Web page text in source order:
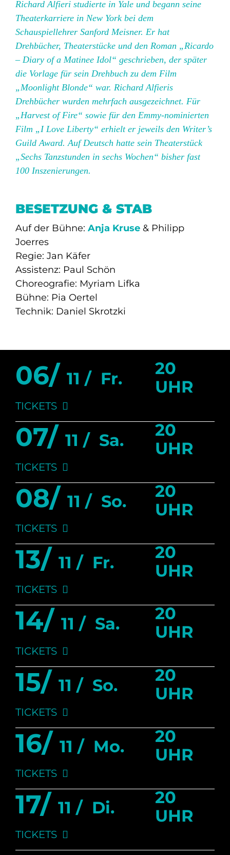
Richard Alfieri studierte in Yale und begann seine
Theaterkarriere in New York bei dem
Schauspiellehrer Sanford Meisner. Er hat
Drehbücher, Theaterstücke und den Roman „Ricardo
– Diary of a Matinee Idol“ geschrieben, der später
die Vorlage für sein Drehbuch zu dem Film
„Moonlight Blonde“ war. Richard Alfieris
Drehbücher wurden mehrfach ausgezeichnet. Für
„Harvest of Fire“ sowie für den Emmy-nominierten
Film „I Love Liberty“ erhielt er jeweils den Writer’s
Guild Award. Auf Deutsch hatte sein Theaterstück
„Sechs Tanzstunden in sechs Wochen“ bisher fast
100 Inszenierungen.
BESETZUNG & STAB
Auf der Bühne: Anja Kruse& Philipp
Joerres
Regie: Jan Käfer
Assistenz: Paul Schön
Choreografie: Myriam Lifka
Bühne: Pia Oertel
Technik: Daniel Skrotzki
06/ 11 / Fr.
20
UHR
TICKETS
07/ 11 / Sa.
20
UHR
TICKETS
08/ 11 / So.
20
UHR
TICKETS
13/ 11 / Fr.
20
UHR
TICKETS
14/ 11 / Sa.
20
UHR
TICKETS
15/ 11 / So.
20
UHR
TICKETS
16/ 11 / Mo.
20
UHR
TICKETS
17/ 11 / Di.
20
UHR
TICKETS